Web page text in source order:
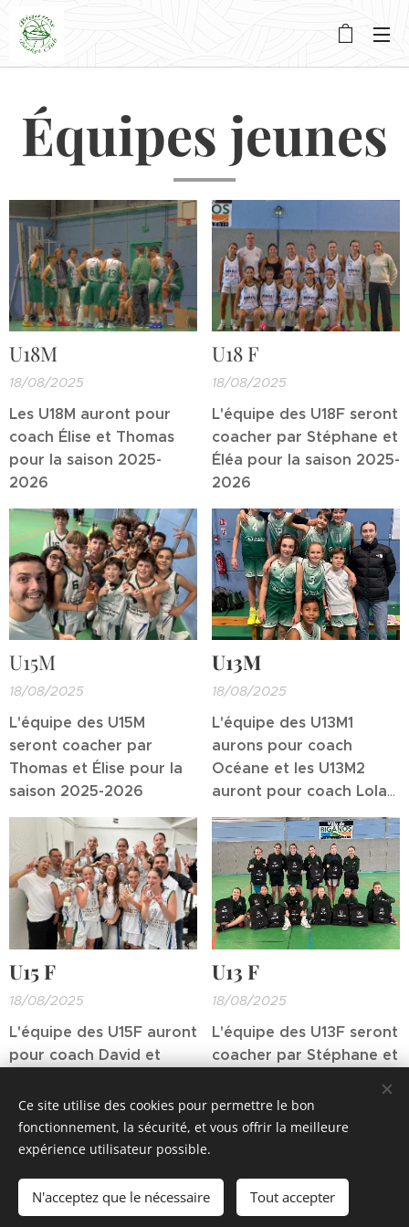
Équipes jeunes
U18M
18/08/2025
Les U18M auront pour
coach Élise et Thomas
pour la saison 2025-
2026
U18 F
18/08/2025
L'équipe des U18F seront
coacher par Stéphane et
Éléa pour la saison 2025-
2026
U15M
18/08/2025
L'équipe des U15M
seront coacher par
Thomas et Élise pour la
saison 2025-2026
U13M
18/08/2025
L'équipe des U13M1
aurons pour coach
Océane et les U13M2
auront pour coach Lola
pour la saison 2025-
2026
U15 F
18/08/2025
L'équipe des U15F auront
pour coach David et
2025-2026
U13 F
18/08/2025
L'équipe des U13F seront
coacher par Stéphane et
2025-2026
© 2026 Biganos basket Club
Tous droits réservés.
Optimisé parWebnode Cookies
Ce site utilise des cookies pour permettre le bon
fonctionnement, la sécurité, et vous offrir la meilleure
expérience utilisateur possible.
N'acceptez que le nécessaire Tout accepter